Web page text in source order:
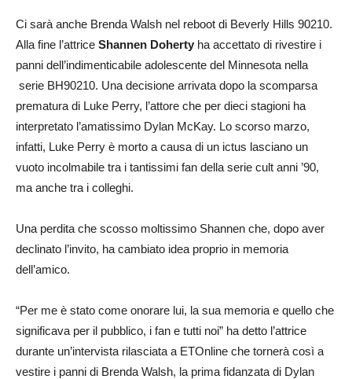
Ci sarà anche Brenda Walsh nel reboot di Beverly Hills 90210.
Alla fine l’attrice Shannen Doherty ha accettato di rivestire i
panni dell’indimenticabile adolescente del Minnesota nella
serie BH90210. Una decisione arrivata dopo la scomparsa
prematura di Luke Perry, l’attore che per dieci stagioni ha
interpretato l’amatissimo Dylan McKay. Lo scorso marzo,
infatti, Luke Perry è morto a causa di un ictus lasciano un
vuoto incolmabile tra i tantissimi fan della serie cult anni ’90,
ma anche tra i colleghi.
Una perdita che scosso moltissimo Shannen che, dopo aver
declinato l’invito, ha cambiato idea proprio in memoria
dell’amico.
“Per me è stato come onorare lui, la sua memoria e quello che
significava per il pubblico, i fan e tutti noi” ha detto l’attrice
durante un’intervista rilasciata a ETOnline che tornerà così a
vestire i panni di Brenda Walsh, la prima fidanzata di Dylan